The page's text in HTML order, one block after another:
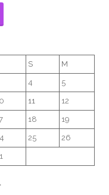
S M
4 5
11 12
18 19
25 26